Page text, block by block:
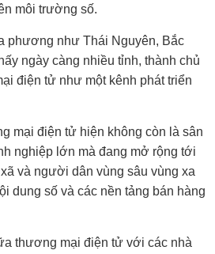
môi trường số.
phương như Thái Nguyên, Bắc
ngày càng nhiều tỉnh, thành chủ
điện tử như một kênh phát triển
mại điện tử hiện không còn là sân
nghiệp lớn mà đang mở rộng tới
và người dân vùng sâu vùng xa
dung số và các nền tảng bán hàng
thương mại điện tử với các nhà